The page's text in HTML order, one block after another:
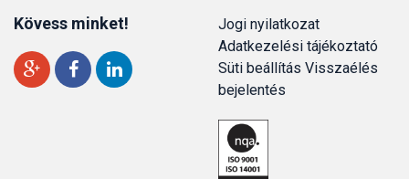
Kövess minket!
Jogi nyilatkozat
Adatkezelési tájékoztató
Süti beállítás Visszaélés
bejelentés